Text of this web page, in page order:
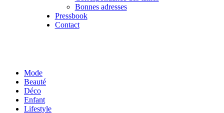
Bonnes adresses
Pressbook
Contact
Mode
Beauté
Déco
Enfant
Lifestyle